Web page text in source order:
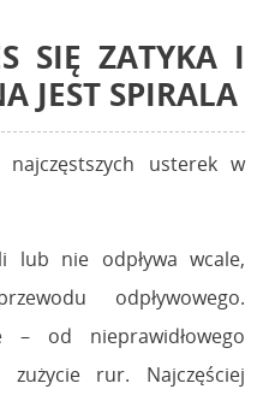
SIĘ ZATYKA I
JEST SPIRALA
usterek w
lub nie odpływa wcale,
odpływowego.
– od nieprawidłowego
rur. Najczęściej